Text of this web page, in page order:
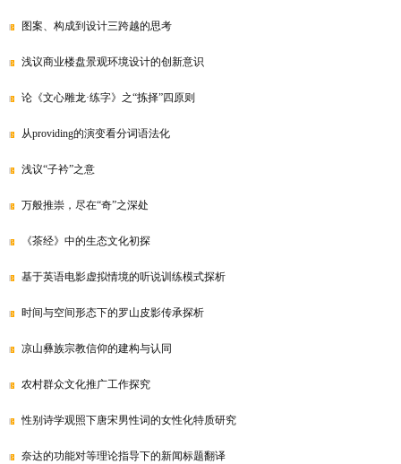
图案、构成到设计三跨越的思考
浅议商业楼盘景观环境设计的创新意识
论《文心雕龙·练字》之“拣择”四原则
从providing的演变看分词语法化
浅议“子衿”之意
万般推崇，尽在“奇”之深处
《茶经》中的生态文化初探
基于英语电影虚拟情境的听说训练模式探析
时间与空间形态下的罗山皮影传承探析
凉山彝族宗教信仰的建构与认同
农村群众文化推广工作探究
性别诗学观照下唐宋男性词的女性化特质研究
奈达的功能对等理论指导下的新闻标题翻译